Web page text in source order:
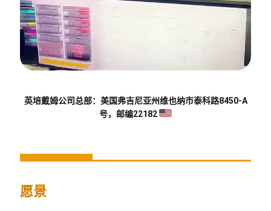
英培戴姆公司总部：美国弗吉尼亚州维也纳市泰科路8450-A
号，邮编22182
愿景